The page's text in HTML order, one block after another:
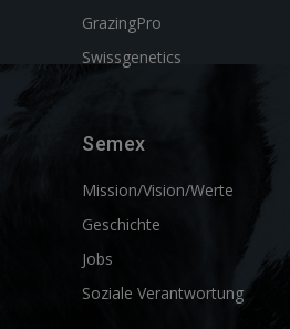
GrazingPro
Swissgenetics
Semex
Mission/Vision/Werte
Geschichte
Jobs
Soziale Verantwortung